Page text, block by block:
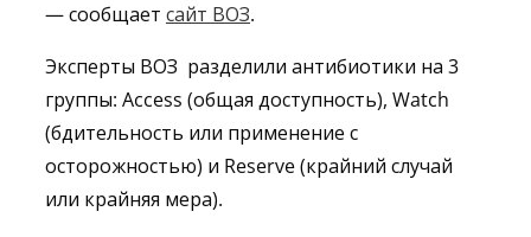
— сообщает сайт ВОЗ.
Эксперты ВОЗ разделили антибиотики на 3
группы: Access (общая доступность), Watch
(бдительность или применение с
осторожностью) и Reserve (крайний случай
или крайняя мера).